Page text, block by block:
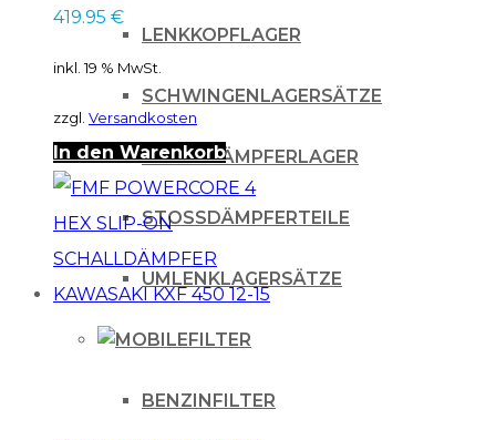
LENKKOPFLAGER
SCHWINGENLAGERSÄTZE
STOSSDÄMPFERLAGER
STOSSDÄMPFERTEILE
UMLENKLAGERSÄTZE
FILTER
BENZINFILTER
430 480 2020-2023
419.95 €
inkl. 19 % MwSt.
zzgl. Versandkosten
In den Warenkorb